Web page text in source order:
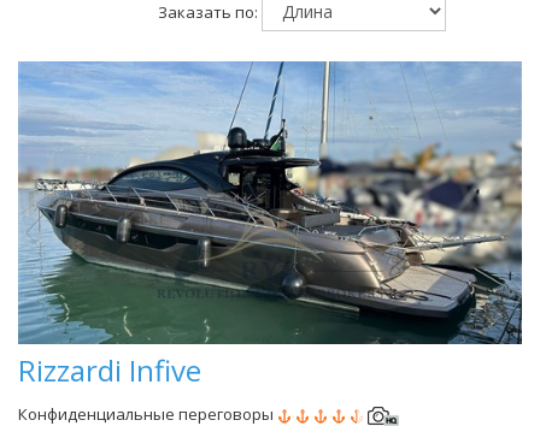
Заказать по:
Rizzardi Infive
Конфиденциальные переговоры